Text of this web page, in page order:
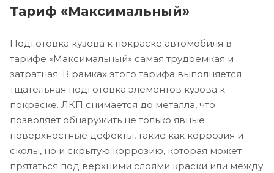
Тариф «Максимальный»
Подготовка кузова к покраске автомобиля в
тарифе «Максимальный» самая трудоемкая и
затратная. В рамках этого тарифа выполняется
тщательная подготовка элементов кузова к
покраске. ЛКП снимается до металла, что
позволяет обнаружить не только явные
поверхностные дефекты, такие как коррозия и
сколы, но и скрытую коррозию, которая может
прятаться под верхними слоями краски или между